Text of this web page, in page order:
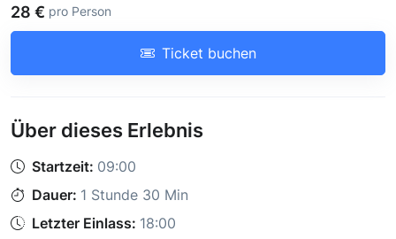
28 € pro Person
Ticket buchen
Über dieses Erlebnis
Startzeit: 09:00
Dauer: 1 Stunde 30 Min
Letzter Einlass: 18:00